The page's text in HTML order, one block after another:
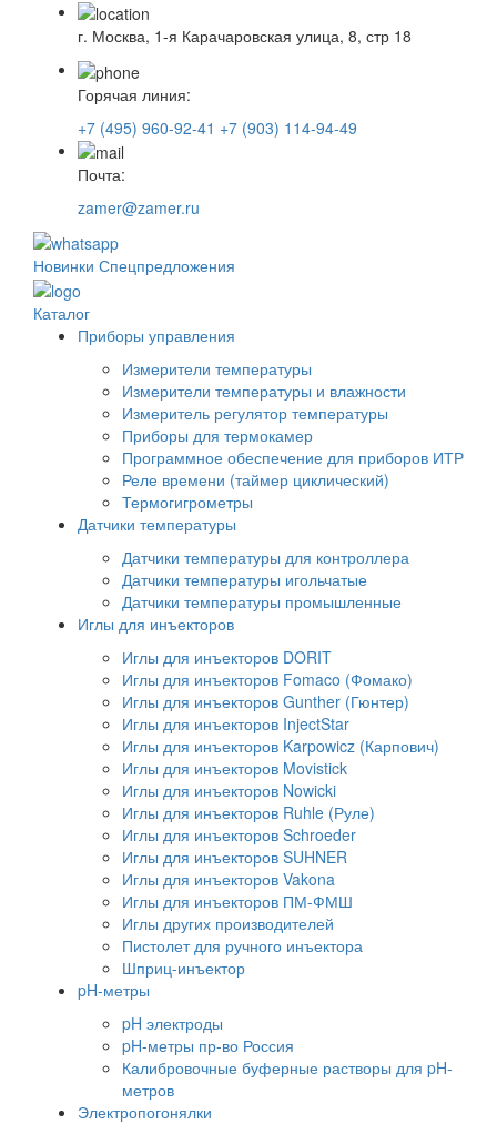
г. Москва, 1-я Карачаровская улица, 8, стр 18
Горячая линия:
+7 (495) 960-92-41 +7 (903) 114-94-49
Почта:
zamer@zamer.ru
Новинки Спецпредложения
Каталог
Приборы управления
Измерители температуры
Измерители температуры и влажности
Измеритель регулятор температуры
Приборы для термокамер
Программное обеспечение для приборов ИТР
Реле времени (таймер циклический)
Термогигрометры
Датчики температуры
Датчики температуры для контроллера
Датчики температуры игольчатые
Датчики температуры промышленные
Иглы для инъекторов
Иглы для инъекторов DORIT
Иглы для инъекторов Fomaco (Фомако)
Иглы для инъекторов Gunther (Гюнтер)
Иглы для инъекторов InjectStar
Иглы для инъекторов Karpowicz (Карпович)
Иглы для инъекторов Movistick
Иглы для инъекторов Nowicki
Иглы для инъекторов Ruhle (Руле)
Иглы для инъекторов Schroeder
Иглы для инъекторов SUHNER
Иглы для инъекторов Vakona
Иглы для инъекторов ПМ-ФМШ
Иглы других производителей
Пистолет для ручного инъектора
Шприц-инъектор
pH-метры
pH электроды
pH-метры пр-во Россия
Калибровочные буферные растворы для pH-
метров
Электропогонялки